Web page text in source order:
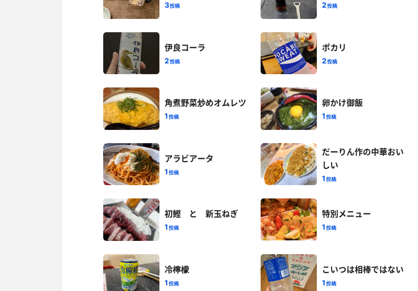
3投稿 2投稿
伊良コーラ
2投稿
ポカリ
2投稿
角煮野菜炒めオムレツ
1投稿
卵かけ御飯
1投稿
アラビアータ
1投稿
だーりん作の中華おい
しい
1投稿
初鰹 と 新玉ねぎ
1投稿
特別メニュー
1投稿
冷檸檬
1投稿
こいつは相棒ではない
1投稿